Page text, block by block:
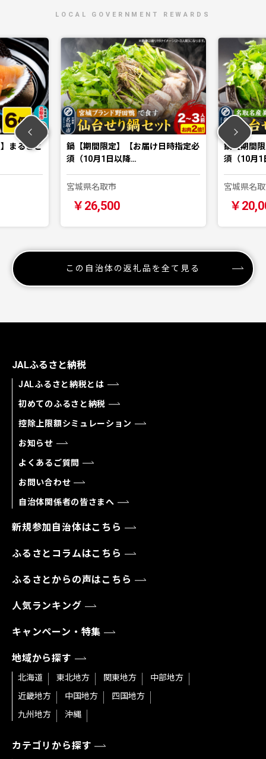
LOCAL GOVERNMENT REWARDS
まるごと
鍋【期間限定】【お届け日時指定必
須（10月1日以降…
宮城県名取市
￥26,500
鍋【期間
須（10月1
宮城県名
￥
この自治体の返礼品を全て見る
JALふるさと納税
JALふるさと納税とは
初めてのふるさと納税
控除上限額シミュレーション
お知らせ
よくあるご質問
お問い合わせ
自治体関係者の皆さまへ
新規参加自治体はこちら
ふるさとコラムはこちら
ふるさとからの声はこちら
人気ランキング
キャンペーン・特集
地域から探す
北海道 東北地方 関東地方
中部地方
近畿地方
中国地方
四国地方
九州地方
沖縄
カテゴリから探す